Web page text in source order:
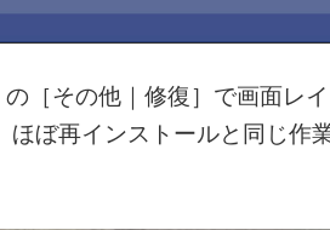
の［その他｜修復］で画面レ
ほぼ再インストールと同じ作